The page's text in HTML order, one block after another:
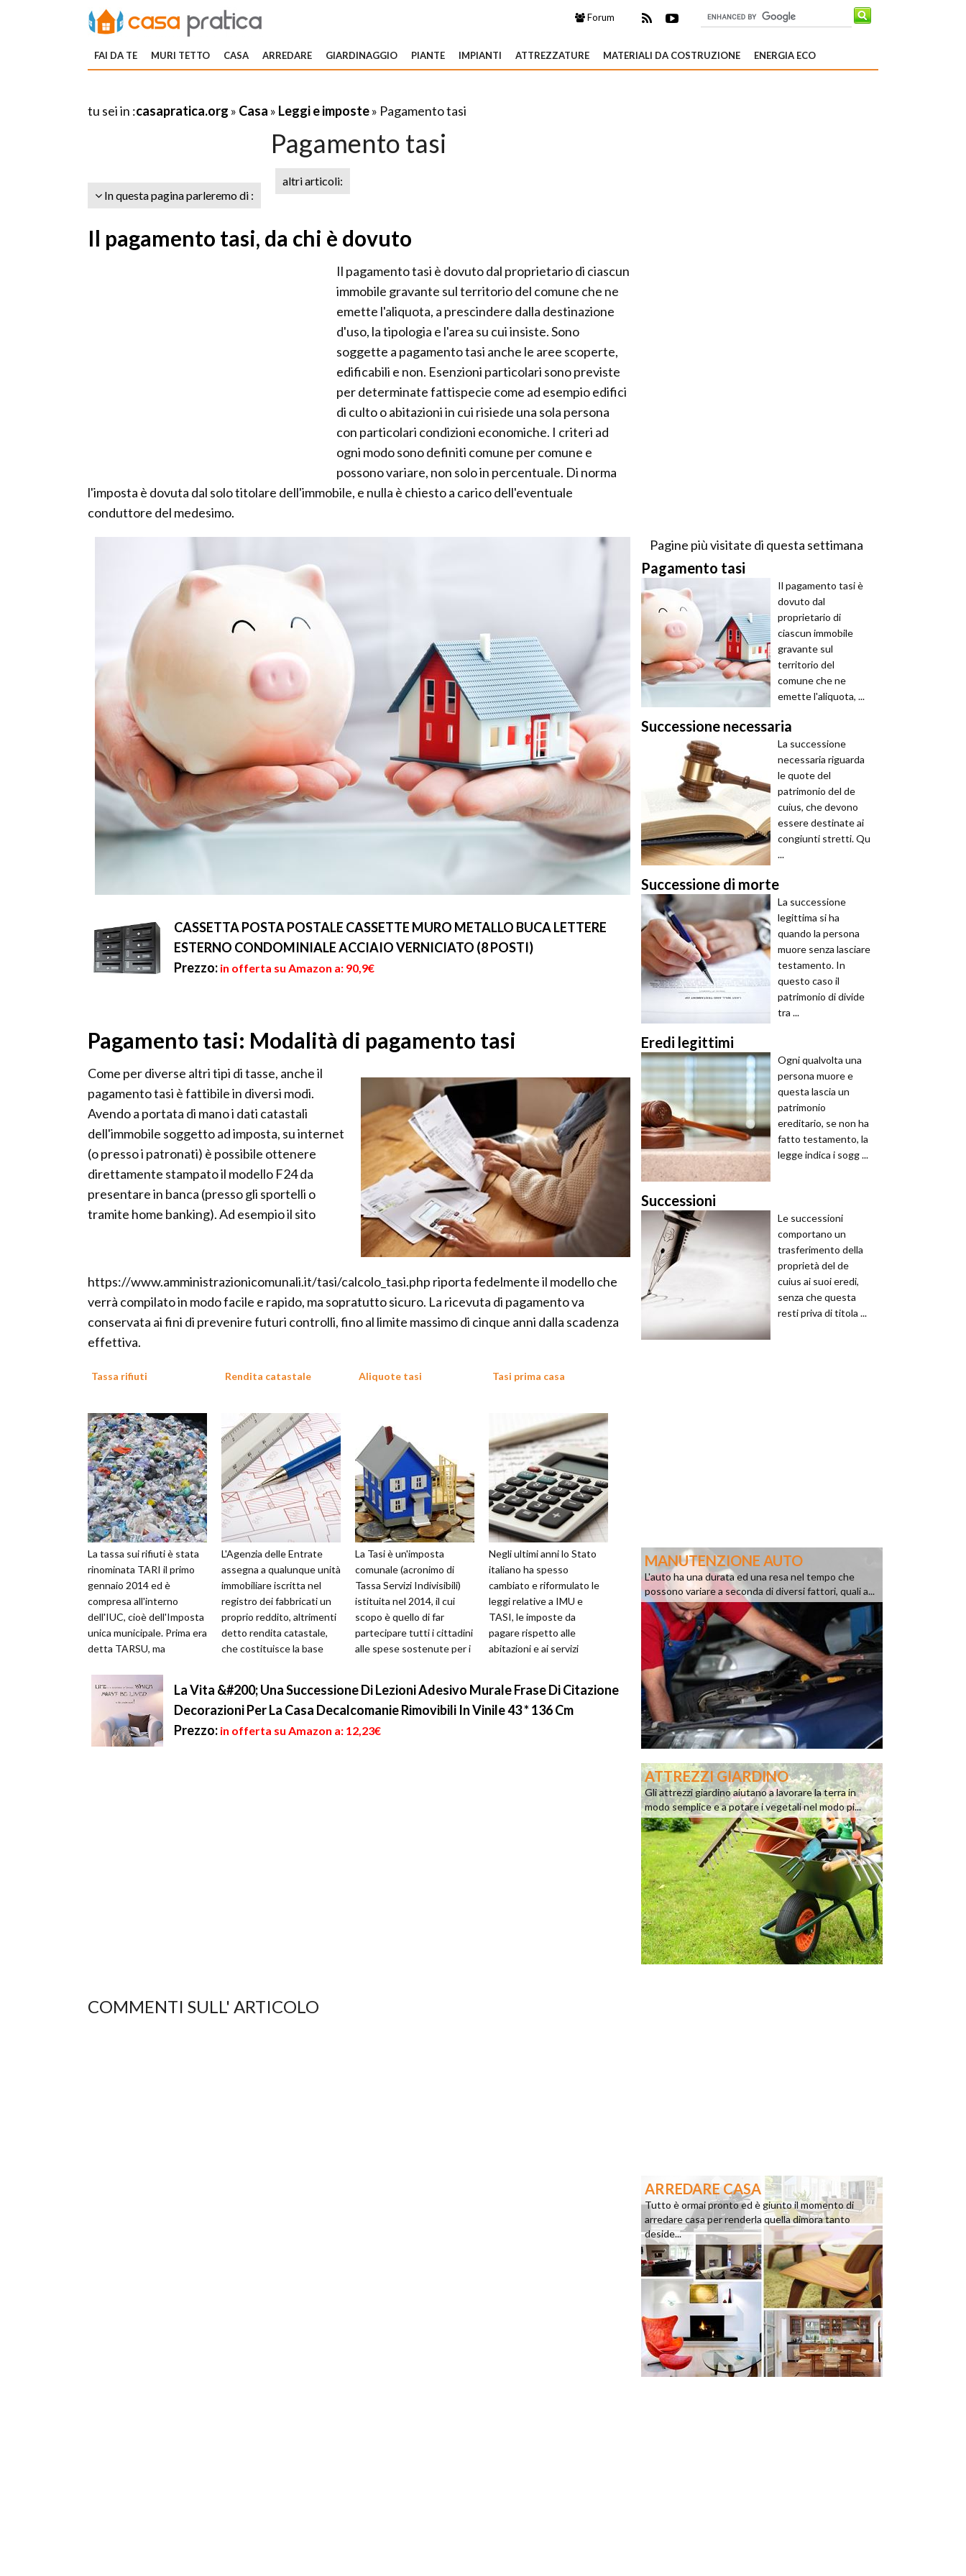
Forum
FAI DA TE MURI TETTO CASA ARREDARE GIARDINAGGIO PIANTE IMPIANTI ATTREZZATURE MATERIALI DA COSTRUZIONE ENERGIA ECO
tu sei in :casapratica.org » Casa » Leggi e imposte» Pagamento tasi
Pagamento tasi
In questa pagina parleremo di :
altri articoli:
Il pagamento tasi, da chi è dovuto
Il pagamento tasi è dovuto dal proprietario di ciascun
immobile gravante sul territorio del comune che ne
emette l'aliquota, a prescindere dalla destinazione
d'uso, la tipologia e l'area su cui insiste. Sono
soggette a pagamento tasi anche le aree scoperte,
edificabili e non. Esenzioni particolari sono previste
per determinate fattispecie come ad esempio edifici
di culto o abitazioni in cui risiede una sola persona
con particolari condizioni economiche. I criteri ad
ogni modo sono definiti comune per comune e
possono variare, non solo in percentuale. Di norma
l'imposta è dovuta dal solo titolare dell'immobile, e nulla è chiesto a carico dell'eventuale
conduttore del medesimo.
CASSETTA POSTA POSTALE CASSETTE MURO METALLO BUCA LETTERE
ESTERNO CONDOMINIALE ACCIAIO VERNICIATO (8 POSTI)
Prezzo: in offerta su Amazon a: 90,9€
Pagamento tasi: Modalità di pagamento tasi
Come per diverse altri tipi di tasse, anche il
pagamento tasi è fattibile in diversi modi.
Avendo a portata di mano i dati catastali
dell'immobile soggetto ad imposta, su internet
(o presso i patronati) è possibile ottenere
direttamente stampato il modello F24 da
presentare in banca (presso gli sportelli o
tramite home banking). Ad esempio il sito
https://www.amministrazionicomunali.it/tasi/calcolo_tasi.php riporta fedelmente il modello che
verrà compilato in modo facile e rapido, ma sopratutto sicuro. La ricevuta di pagamento va
conservata ai fini di prevenire futuri controlli, fino al limite massimo di cinque anni dalla scadenza
effettiva.
Tassa rifiuti
La tassa sui rifiuti è stata
rinominata TARI il primo
gennaio 2014 ed è
compresa all'interno
dell'IUC, cioè dell'Imposta
unica municipale. Prima era
detta TARSU, ma
Rendita catastale
L'Agenzia delle Entrate
assegna a qualunque unità
immobiliare iscritta nel
registro dei fabbricati un
proprio reddito, altrimenti
detto rendita catastale,
che costituisce la base
Aliquote tasi
La Tasi è un'imposta
comunale (acronimo di
Tassa Servizi Indivisibili)
istituita nel 2014, il cui
scopo è quello di far
partecipare tutti i cittadini
alle spese sostenute per i
Tasi prima casa
Negli ultimi anni lo Stato
italiano ha spesso
cambiato e riformulato le
leggi relative a IMU e
TASI, le imposte da
pagare rispetto alle
abitazioni e ai servizi
La Vita &#200; Una Successione Di Lezioni Adesivo Murale Frase Di Citazione
Decorazioni Per La Casa Decalcomanie Rimovibili In Vinile 43 * 136 Cm
Prezzo: in offerta su Amazon a: 12,23€
COMMENTI SULL' ARTICOLO
Pagine più visitate di questa settimana
Pagamento tasi
Il pagamento tasi è
dovuto dal
proprietario di
ciascun immobile
gravante sul
territorio del
comune che ne
emette l'aliquota, ...
Successione necessaria
La successione
necessaria riguarda
le quote del
patrimonio del de
cuius, che devono
essere destinate ai
congiunti stretti. Qu
...
Successione di morte
La successione
legittima si ha
quando la persona
muore senza lasciare
testamento. In
questo caso il
patrimonio di divide
tra ...
Eredi legittimi
Ogni qualvolta una
persona muore e
questa lascia un
patrimonio
ereditario, se non ha
fatto testamento, la
legge indica i sogg ...
Successioni
Le successioni
comportano un
trasferimento della
proprietà del de
cuius ai suoi eredi,
senza che questa
resti priva di titola ...
MANUTENZIONE AUTO
L'auto ha una durata ed una resa nel tempo che
possono variare a seconda di diversi fattori, quali a...
ATTREZZI GIARDINO
Gli attrezzi giardino aiutano a lavorare la terra in
modo semplice e a potare i vegetali nel modo pi...
ARREDARE CASA
Tutto è ormai pronto ed è giunto il momento di
arredare casa per renderla quella dimora tanto
deside...